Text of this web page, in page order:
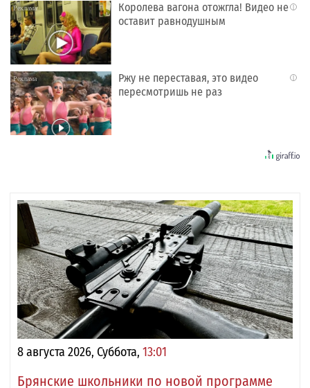
i
Королева вагона отожгла! Видео не
оставит равнодушным
i
Ржу не переставая, это видео
пересмотришь не раз
8 августа 2026, Суббота, 13:01
Брянские школьники по новой программе